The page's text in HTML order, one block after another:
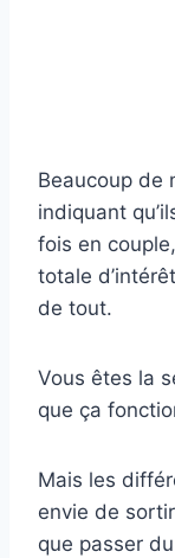
Beaucoup de
indiquant
fois en
totale
de tout.
Vous êtes la
que ça
Mais les
envie de
que passer